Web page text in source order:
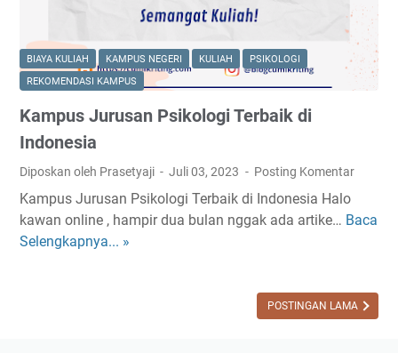
BIAYA KULIAH KAMPUS NEGERI KULIAH
PSIKOLOGI
REKOMENDASI KAMPUS
Kampus Jurusan Psikologi Terbaik di
Indonesia
Diposkan oleh Prasetyaji Juli 03, 2023 Posting Komentar
Kampus Jurusan Psikologi Terbaik di Indonesia Halo
kawan online , hampir dua bulan nggak ada artike… Baca
Selengkapnya... »
K
POSTINGAN LAMA